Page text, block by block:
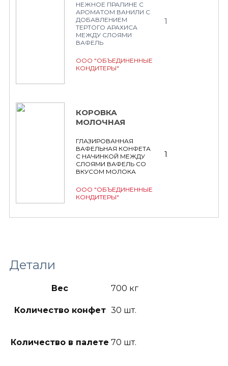
НЕЖНОЕ ПРАЛИНЕ С
АРОМАТОМ ВАНИЛИ С
ДОБАВЛЕНИЕМ
ТЕРТОГО АРАХИСА
МЕЖДУ СЛОЯМИ
ВАФЕЛЬ
ООО "ОБЪЕДИНЕННЫЕ
КОНДИТЕРЫ"
1
КОРОВКА
МОЛОЧНАЯ
ГЛАЗИРОВАННАЯ
ВАФЕЛЬНАЯ КОНФЕТА
С НАЧИНКОЙ МЕЖДУ
СЛОЯМИ ВАФЕЛЬ СО
ВКУСОМ МОЛОКА
ООО "ОБЪЕДИНЕННЫЕ
КОНДИТЕРЫ"
1
Детали
Вес 700 кг
Количество конфет 30 шт.
Количество в палете 70 шт.